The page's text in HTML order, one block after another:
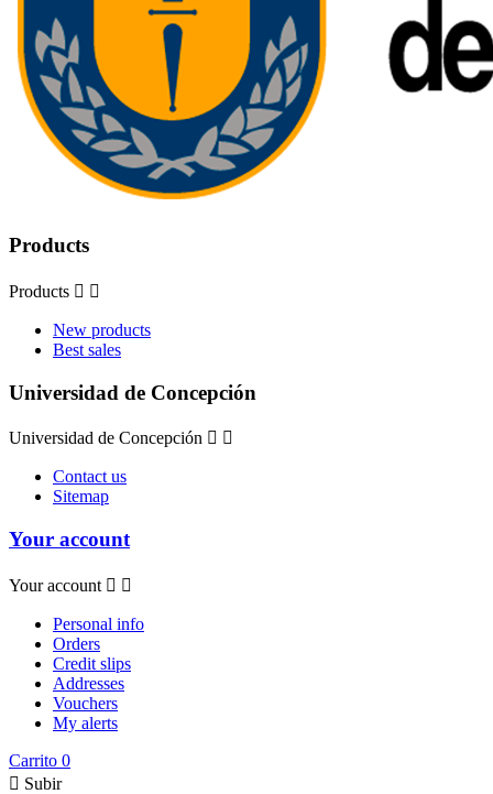
Products
Products  
New products
Best sales
Universidad de Concepción
Universidad de Concepción  
Contact us
Sitemap
Your account
Your account  
Personal info
Orders
Credit slips
Addresses
Vouchers
My alerts
Carrito 0
 Subir